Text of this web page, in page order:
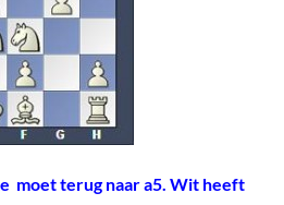
moet terug naar a5. Wit heeft